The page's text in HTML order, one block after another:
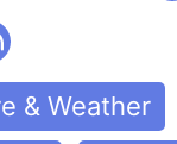
& Weather